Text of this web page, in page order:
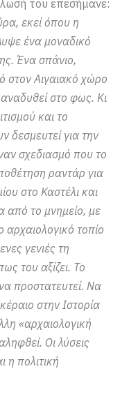
του επεσήμανε:
εκεί όπου η
ένα μοναδικό
Ένα σπάνιο,
στον Αιγαιακό χώρο
αναδυθεί στο φως. Κι
και το
δεσμευτεί για την
σχεδιασμό που το
ραντάρ για
στο Καστέλι και
από το μνημείο, με
τοπίο
γενιές τη
του αξίζει. Το
προστατευτεί. Να
στην Ιστορία
«αρχαιολογική
Οι λύσεις
η πολιτική